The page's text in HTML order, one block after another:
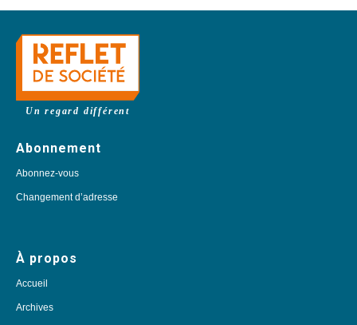
Un regard différent
Abonnement
Abonnez-vous
Changement d’adresse
À propos
Accueil
Archives